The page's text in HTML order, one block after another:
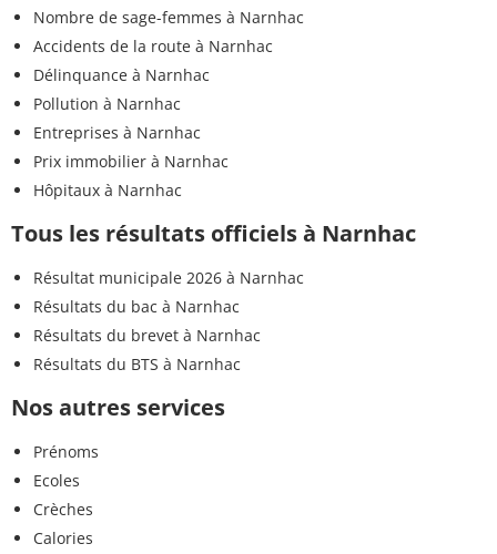
Nombre de sage-femmes à Narnhac
Accidents de la route à Narnhac
Délinquance à Narnhac
Pollution à Narnhac
Entreprises à Narnhac
Prix immobilier à Narnhac
Hôpitaux à Narnhac
Tous les résultats officiels à Narnhac
Résultat municipale 2026 à Narnhac
Résultats du bac à Narnhac
Résultats du brevet à Narnhac
Résultats du BTS à Narnhac
Nos autres services
Prénoms
Ecoles
Crèches
Calories